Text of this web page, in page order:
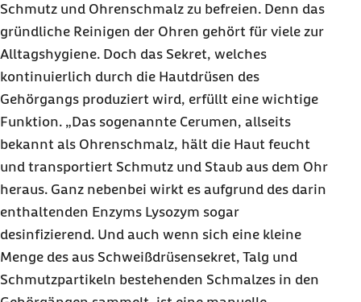
Schmutz und Ohrenschmalz zu befreien. Denn das
gründliche Reinigen der Ohren gehört für viele zur
Alltagshygiene. Doch das Sekret, welches
kontinuierlich durch die Hautdrüsen des
Gehörgangs produziert wird, erfüllt eine wichtige
Funktion. „Das sogenannte Cerumen, allseits
bekannt als Ohrenschmalz, hält die Haut feucht
und transportiert Schmutz und Staub aus dem Ohr
heraus. Ganz nebenbei wirkt es aufgrund des darin
enthaltenden Enzyms Lysozym sogar
desinfizierend. Und auch wenn sich eine kleine
Menge des aus Schweißdrüsensekret, Talg und
Schmutzpartikeln bestehenden Schmalzes in den